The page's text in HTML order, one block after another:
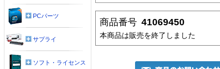
商品番号 41069450
本商品は販売を終了しました
PCパーツ
サプライ
ソフト・ライセンス